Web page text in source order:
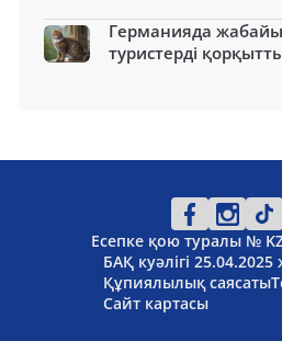
Германияда
туристерді
Есепке қою туралы №
БАҚ куәлігі
Құпиялылық саясаты
Сайт картасы